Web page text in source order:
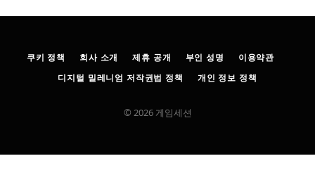
쿠키 정책 회사 소개 제휴 공개 부인 성명
이용약관
디지털 밀레니엄 저작권법 정책
개인 정보 정책
© 2026 게임세션